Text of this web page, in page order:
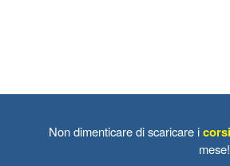
Non dimenticare di scaricare i
mese!